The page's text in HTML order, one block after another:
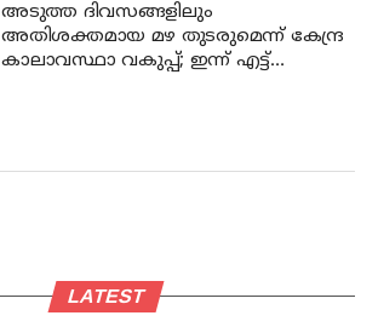
അടുത്ത ദിവസങ്ങളിലും
അതിശക്തമായ മഴ തുടരുമെന്ന് കേന്ദ്ര
കാലാവസ്ഥാ വകുപ്പ്; ഇന്ന് എട്ട്
LATEST